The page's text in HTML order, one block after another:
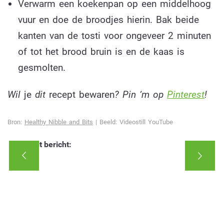
Verwarm een koekenpan op een middelhoog
vuur en doe de broodjes hierin. Bak beide
kanten van de tosti voor ongeveer 2 minuten
of tot het brood bruin is en de kaas is
gesmolten.
Wil je dit recept bewaren? Pin ‘m op Pinterest!
Bron: Healthy Nibble and Bits | Beeld: Videostill YouTube
Deel dit bericht: